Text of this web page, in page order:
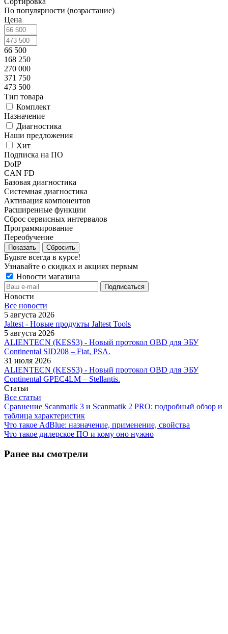
По популярности (возрастание)
Цена
66 500
168 250
270 000
371 750
473 500
Тип товара
Комплект
Назначение
Диагностика
Наши предложения
Хит
Подписка на ПО
DoIP
CAN FD
Базовая диагностика
Системная диагностика
Активация компонентов
Расширенные функции
Сброс сервисных интервалов
Программирование
Переобучение
Сбросить
Будьте всегда в курсе!
Узнавайте о скидках и акциях первым
Новости магазина
Новости
Все новости
5 августа 2026
Jaltest - Новые продукты Jaltest Tools
5 августа 2026
ALIENTECN (KESS3) - Новый протокол OBD для ЭБУ
Continental SID208 – Fiat, PSA.
31 июля 2026
ALIENTECN (KESS3) - Новый протокол OBD для ЭБУ
Continental GPEC4LM – Stellantis.
Статьи
Все статьи
Сравнение Scanmatik 3 и Scanmatik 2 PRO: подробный обзор и
таблица характеристик
Что такое AdBlue: назначение, применение, свойства
Что такое дилерское ПО и кому оно нужно
Ранее вы смотрели